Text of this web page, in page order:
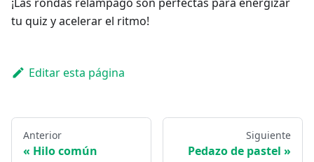
tu quiz y acelerar el ritmo!
Editar esta página
Anterior
Hilo común
Siguiente
Pedazo de pastel